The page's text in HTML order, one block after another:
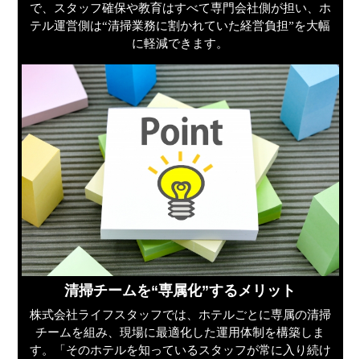
で、スタッフ確保や教育はすべて専門会社側が担い、ホ
テル運営側は“清掃業務に割かれていた経営負担”を大幅
に軽減できます。
清掃チームを“専属化”するメリット
株式会社ライフスタッフでは、ホテルごとに専属の清掃
チームを組み、現場に最適化した運用体制を構築しま
す。「そのホテルを知っているスタッフが常に入り続け